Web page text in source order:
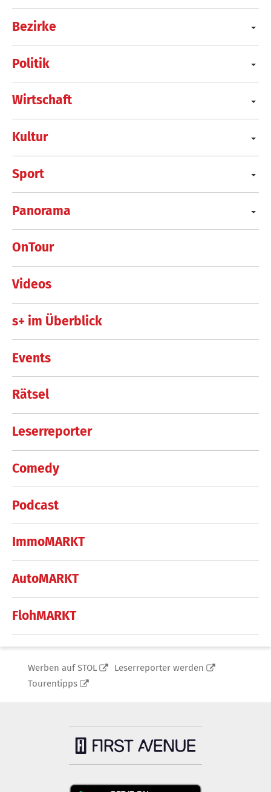
Bezirke
Politik
Wirtschaft
Kultur
Sport
Panorama
OnTour
Videos
s+ im Überblick
Events
Rätsel
Leserreporter
Comedy
Podcast
ImmoMARKT
AutoMARKT
FlohMARKT
Werben auf STOL
Leserreporter werden
Tourentipps